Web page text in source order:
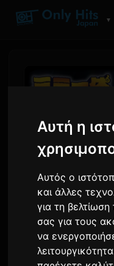
Αυτή η
Αυτός ο
και άλλες
για τη βελτίωση
σας για τους
να
▼
Η μονάδα
Εκτοξεύει